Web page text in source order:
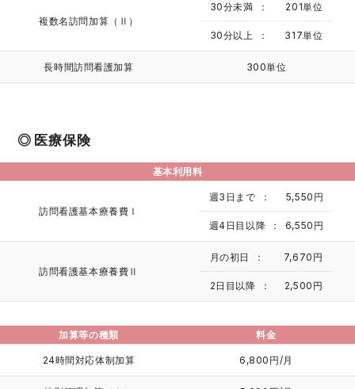
複数名訪問加算（Ⅱ）
30分未満 201単位
30分以上 317単位
長時間訪問看護加算 300単位
医療保険
基本利用料
訪問看護基本療養費Ⅰ
週3日まで 5,550円
週4日目以降 6,550円
訪問看護基本療養費Ⅱ
月の初日 7,670円
2日目以降 2,500円
加算等の種類 料金
24時間対応体制加算 6,800円/月